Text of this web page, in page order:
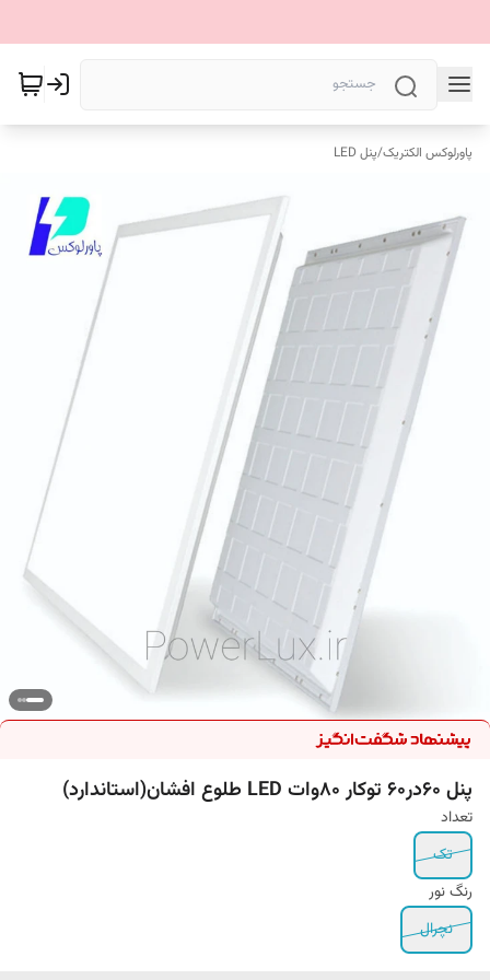
پاورلوکس الکتریک/پنل LED
پنل 60در60 توکار 80وات LED طلوع افشان(استاندارد)
تعداد
تک
رنگ نور
نچرال